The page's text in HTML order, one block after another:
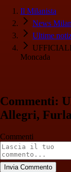
Il Milanista
News Milan
Ultime
Moncada
Commenti:
Allegri,
Commenti
Invia Commento